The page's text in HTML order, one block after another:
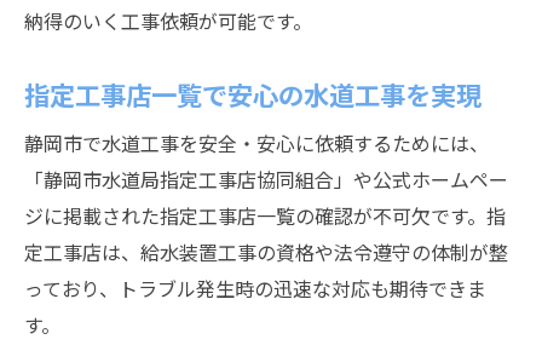
納得のいく工事依頼が可能です。
指定工事店一覧で安心の水道工事を実現
静岡市で水道工事を安全・安心に依頼するためには、
「静岡市水道局指定工事店協同組合」や公式ホームペー
ジに掲載された指定工事店一覧の確認が不可欠です。指
定工事店は、給水装置工事の資格や法令遵守の体制が整
っており、トラブル発生時の迅速な対応も期待できま
す。